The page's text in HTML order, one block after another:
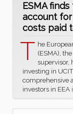
ESMA
account
costs paid
T he
(ESMA),
supervisor,
investing in
comprehensive
investors in